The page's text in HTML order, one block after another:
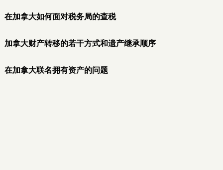
在加拿大如何面对税务局的查税
加拿大财产转移的若干方式和遗产继承顺序
在加拿大联名拥有资产的问题